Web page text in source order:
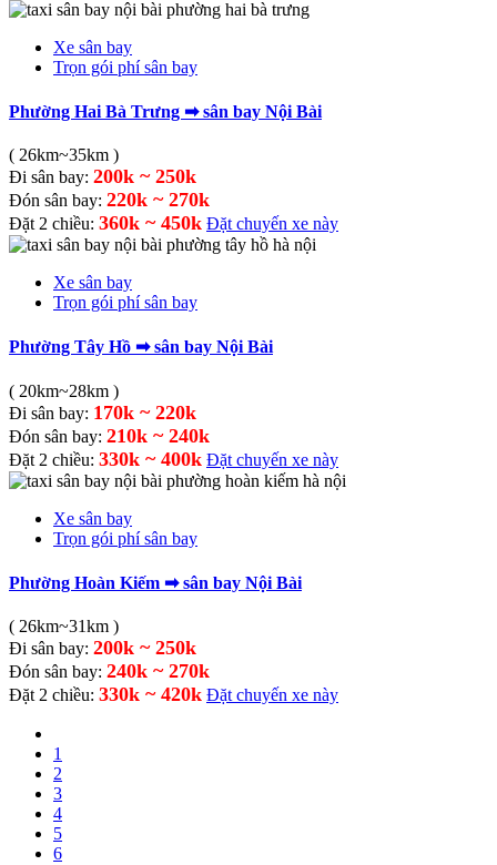
Xe sân bay
Trọn gói phí sân bay
Phường Hai Bà Trưng ➡ sân bay Nội Bài
( 26km~35km )
Đi sân bay: 200k ~ 250k
Đón sân bay: 220k ~ 270k
Đặt 2 chiều: 360k ~ 450k Đặt chuyến xe này
Xe sân bay
Trọn gói phí sân bay
Phường Tây Hồ ➡ sân bay Nội Bài
( 20km~28km )
Đi sân bay: 170k ~ 220k
Đón sân bay: 210k ~ 240k
Đặt 2 chiều: 330k ~ 400k Đặt chuyến xe này
Xe sân bay
Trọn gói phí sân bay
Phường Hoàn Kiếm ➡ sân bay Nội Bài
( 26km~31km )
Đi sân bay: 200k ~ 250k
Đón sân bay: 240k ~ 270k
Đặt 2 chiều: 330k ~ 420k Đặt chuyến xe này
1
2
3
4
5
6